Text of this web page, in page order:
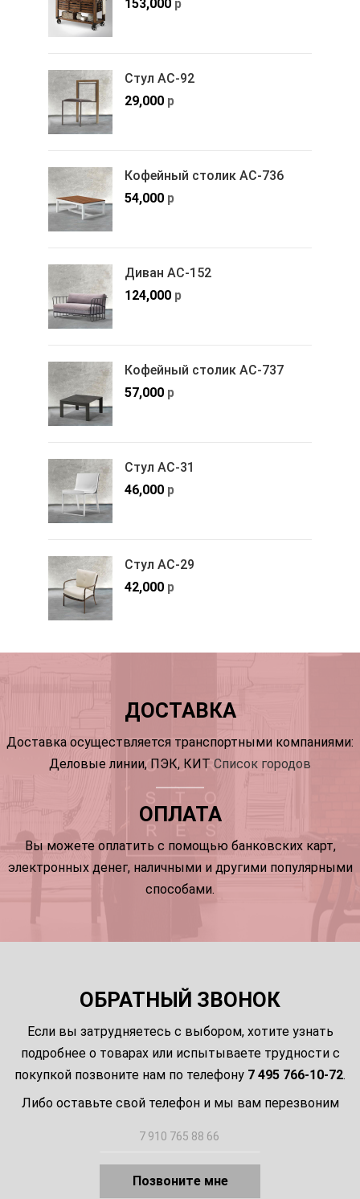
153,000 р
Стул АС-92
29,000 р
Кофейный столик АС-736
54,000 р
Диван АС-152
124,000 р
Кофейный столик АС-737
57,000 р
Стул АС-31
46,000 р
Стул АС-29
42,000 р
ДОСТАВКА
Доставка осуществляется транспортными компаниями:
Деловые линии, ПЭК, КИТ Список городов
ОПЛАТА
Вы можете оплатить с помощью банковских карт,
электронных денег, наличными и другими популярными
способами.
ОБРАТНЫЙ ЗВОНОК
Если вы затрудняетесь с выбором, хотите узнать
подробнее о товарах или испытываете трудности с
покупкой позвоните нам по телефону 7 495 766-10-72.
Либо оставьте свой телефон и мы вам перезвоним
Позвоните мне